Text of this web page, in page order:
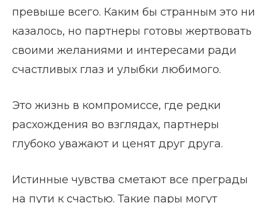
превыше всего. Каким бы странным это ни
казалось, но партнеры готовы жертвовать
своими желаниями и интересами ради
счастливых глаз и улыбки любимого.
Это жизнь в компромиссе, где редки
расхождения во взглядах, партнеры
глубоко уважают и ценят друг друга.
Истинные чувства сметают все преграды
на пути к счастью. Такие пары могут